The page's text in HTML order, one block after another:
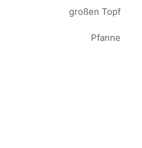
großen Topf
Pfanne